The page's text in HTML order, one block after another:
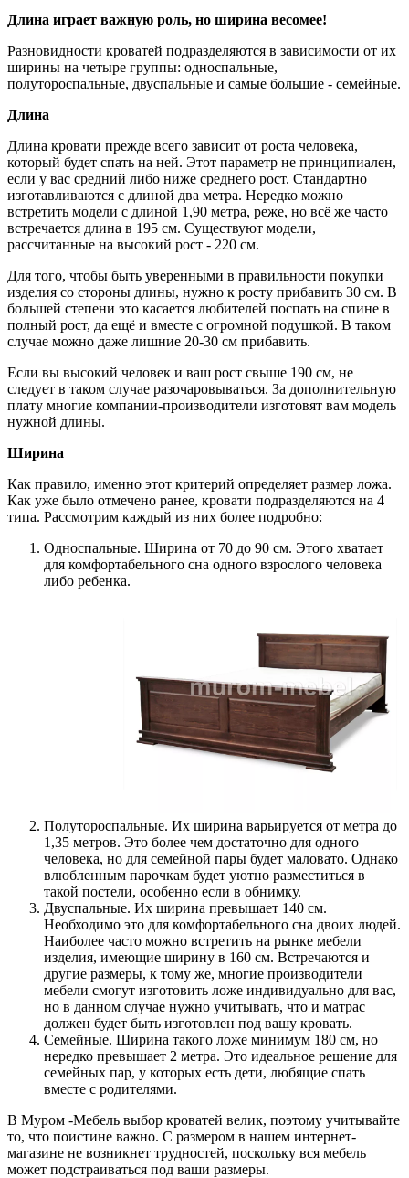
Длина играет важную роль, но ширина весомее!
Разновидности кроватей подразделяются в зависимости от их
ширины на четыре группы: односпальные,
полутороспальные, двуспальные и самые большие - семейные.
Длина
Длина кровати прежде всего зависит от роста человека,
который будет спать на ней. Этот параметр не принципиален,
если у вас средний либо ниже среднего рост. Стандартно
изготавливаются с длиной два метра. Нередко можно
встретить модели с длиной 1,90 метра, реже, но всё же часто
встречается длина в 195 см. Существуют модели,
рассчитанные на высокий рост - 220 см.
Для того, чтобы быть уверенными в правильности покупки
изделия со стороны длины, нужно к росту прибавить 30 см. В
большей степени это касается любителей поспать на спине в
полный рост, да ещё и вместе с огромной подушкой. В таком
случае можно даже лишние 20-30 см прибавить.
Если вы высокий человек и ваш рост свыше 190 см, не
следует в таком случае разочаровываться. За дополнительную
плату многие компании-производители изготовят вам модель
нужной длины.
Ширина
Как правило, именно этот критерий определяет размер ложа.
Как уже было отмечено ранее, кровати подразделяются на 4
типа. Рассмотрим каждый из них более подробно:
Односпальные. Ширина от 70 до 90 см. Этого хватает
для комфортабельного сна одного взрослого человека
либо ребенка.
Полутороспальные. Их ширина варьируется от метра до
1,35 метров. Это более чем достаточно для одного
человека, но для семейной пары будет маловато. Однако
влюбленным парочкам будет уютно разместиться в
такой постели, особенно если в обнимку.
Двуспальные. Их ширина превышает 140 см.
Необходимо это для комфортабельного сна двоих людей.
Наиболее часто можно встретить на рынке мебели
изделия, имеющие ширину в 160 см. Встречаются и
другие размеры, к тому же, многие производители
мебели смогут изготовить ложе индивидуально для вас,
но в данном случае нужно учитывать, что и матрас
должен будет быть изготовлен под вашу кровать.
Семейные. Ширина такого ложе минимум 180 см, но
нередко превышает 2 метра. Это идеальное решение для
семейных пар, у которых есть дети, любящие спать
вместе с родителями.
В Муром -Мебель выбор кроватей велик, поэтому учитывайте
то, что поистине важно. С размером в нашем интернет-
магазине не возникнет трудностей, поскольку вся мебель
может подстраиваться под ваши размеры.